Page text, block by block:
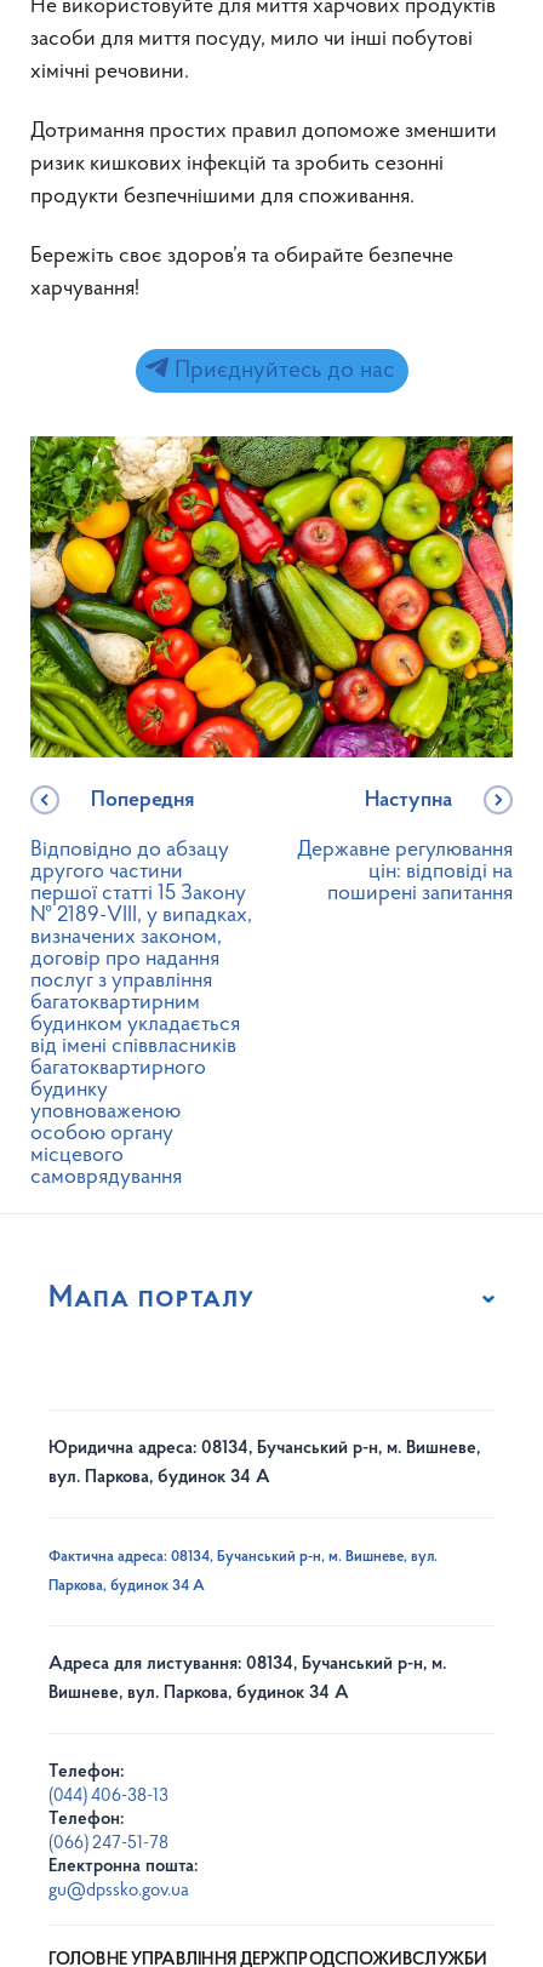
Не використовуйте для миття харчових продуктів
засоби для миття посуду, мило чи інші побутові
хімічні речовини.
Дотримання простих правил допоможе зменшити
ризик кишкових інфекцій та зробить сезонні
продукти безпечнішими для споживання.
Бережіть своє здоров’я та обирайте безпечне
харчування!
Приєднуйтесь до нас
Попередня
Відповідно до абзацу
другого частини
першої статті 15 Закону
№ 2189-VIII, у випадках,
визначених законом,
договір про надання
послуг з управління
багатоквартирним
будинком укладається
від імені співвласників
багатоквартирного
будинку
уповноваженою
особою органу
місцевого
самоврядування
Наступна
Державне регулювання
цін: відповіді на
поширені запитання
Мапа порталу
Юридична адреса: 08134, Бучанський р-н, м. Вишневе,
вул. Паркова, будинок 34 А
Фактична адреса: 08134, Бучанський р-н, м. Вишневе, вул.
Паркова, будинок 34 А
Адреса для листування: 08134, Бучанський р-н, м.
Вишневе, вул. Паркова, будинок 34 А
Телефон:
(044) 406-38-13
Телефон:
(066) 247-51-78
Електронна пошта:
gu@dpssko.gov.ua
ГОЛОВНЕ УПРАВЛІННЯ ДЕРЖПРОДСПОЖИВСЛУЖБИ